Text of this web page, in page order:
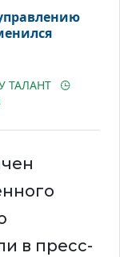
ТАЛАНТ
в пресс-